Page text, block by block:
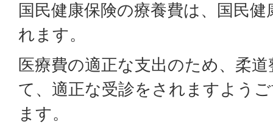
国民健康保険の療養費は、国民
れます。
医療費の適正な支出のため、柔
て、適正な受診をされますよう
ます。